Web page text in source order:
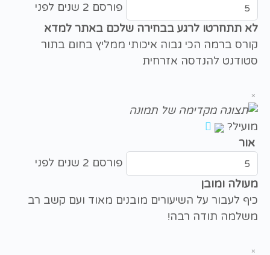
פורסם 2 שנים לפני
לא תתחרטו לרגע בבחירה שלכם באתר למדא
קורס ברמה הכי גבוה איכותי ממליץ בחום בתור
סטודנט להנדסה אזרחית
×
מועיל?
אור
פורסם 2 שנים לפני
מעולה ומובן
כיף לעבור על השיעורים מובנים מאוד ועם קשב רב
משלמה תודה רבה!
×